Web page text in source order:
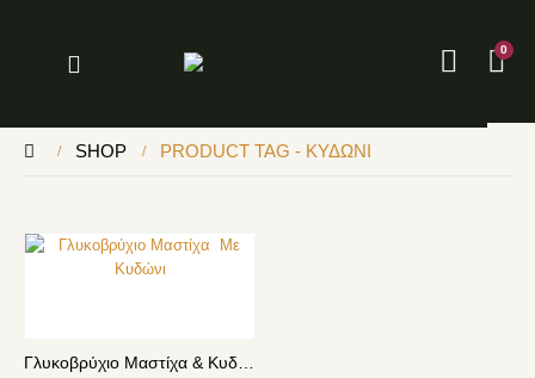
0
SHOP PRODUCT TAG - ΚΥΔΏΝΙ
Γλυκοβρύχιο Μαστίχα & Κυδώνι